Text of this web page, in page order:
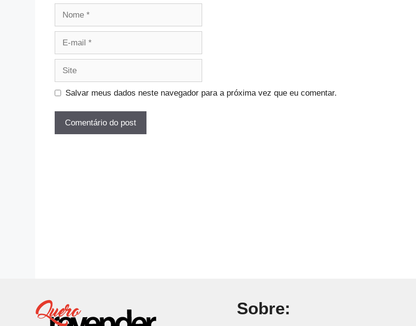
Salvar meus dados neste navegador para a próxima vez que eu comentar.
Sobre: